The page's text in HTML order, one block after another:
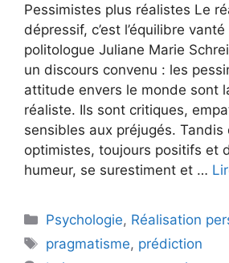
Pessimistes plus réalistes Le
dépressif, c’est l’équilibre
politologue Juliane Marie
un discours convenu : les
attitude envers le monde sont
réaliste. Ils sont critiques,
sensibles aux préjugés. Tandis
optimistes, toujours positifs et
humeur, se surestiment et …
Catégories
Psychologie, Réalisation
Étiquettes
pragmatisme, prédiction